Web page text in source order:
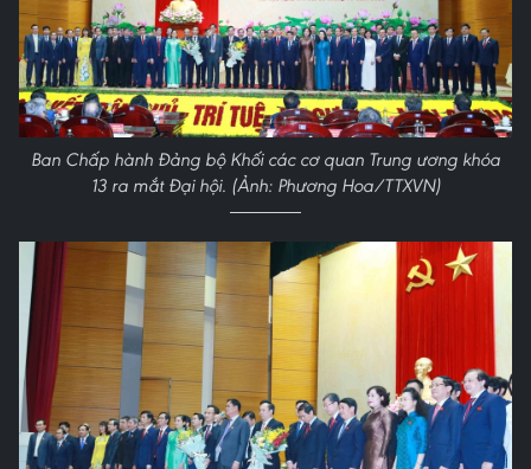
Ban Chấp hành Đảng bộ Khối các cơ quan Trung ương khóa
13 ra mắt Đại hội. (Ảnh: Phương Hoa/TTXVN)